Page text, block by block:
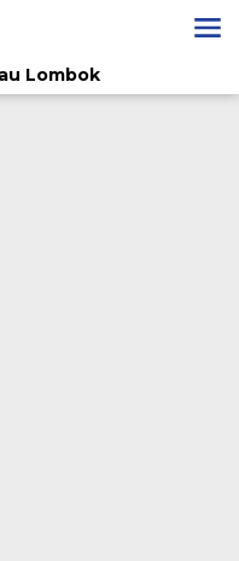
Lombok